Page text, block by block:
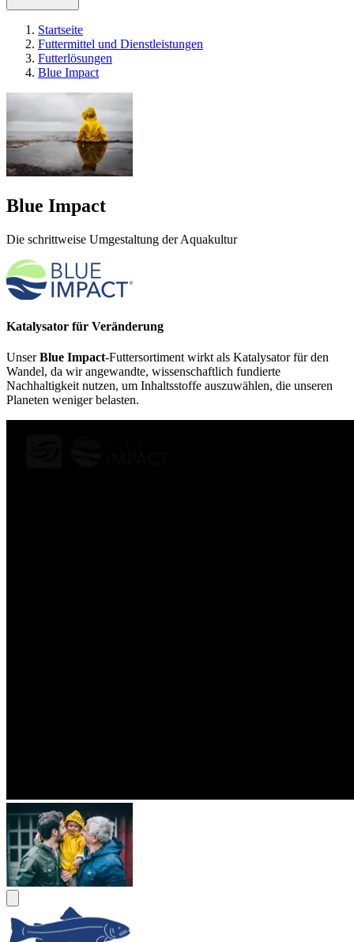
Startseite
Futtermittel und Dienstleistungen
Futterlösungen
Blue Impact
Blue Impact
Die schrittweise Umgestaltung der Aquakultur
Katalysator für Veränderung
UnserBlue Impact-Futtersortiment wirkt als Katalysator für den
Wandel, da wir angewandte, wissenschaftlich fundierte
Nachhaltigkeit nutzen, um Inhaltsstoffe auszuwählen, die unseren
Planeten weniger belasten.